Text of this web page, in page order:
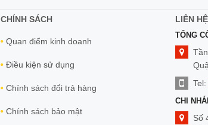
CHÍNH SÁCH
Quan điểm kinh doanh
Điều kiện sử dụng
Chính sách đổi trả hàng
Chính sách bảo mật
LIÊN
TỔNG
Tel:
CHI
Số